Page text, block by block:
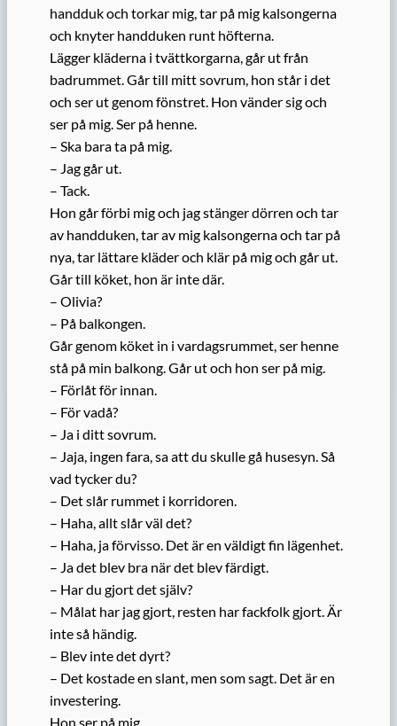
handduk och torkar mig, tar på mig kalsongerna
och knyter handduken runt höfterna.
Lägger kläderna i tvättkorgarna, går ut från
badrummet. Går till mitt sovrum, hon står i det
och ser ut genom fönstret. Hon vänder sig och
ser på mig. Ser på henne.
– Ska bara ta på mig.
– Jag går ut.
– Tack.
Hon går förbi mig och jag stänger dörren och tar
av handduken, tar av mig kalsongerna och tar på
nya, tar lättare kläder och klär på mig och går ut.
Går till köket, hon är inte där.
– Olivia?
– På balkongen.
Går genom köket in i vardagsrummet, ser henne
stå på min balkong. Går ut och hon ser på mig.
– Förlåt för innan.
– För vadå?
– Ja i ditt sovrum.
– Jaja, ingen fara, sa att du skulle gå husesyn. Så
vad tycker du?
– Det slår rummet i korridoren.
– Haha, allt slår väl det?
– Haha, ja förvisso. Det är en väldigt fin lägenhet.
– Ja det blev bra när det blev färdigt.
– Har du gjort det själv?
– Målat har jag gjort, resten har fackfolk gjort. Är
inte så händig.
– Blev inte det dyrt?
– Det kostade en slant, men som sagt. Det är en
investering.
Hon ser på mig.